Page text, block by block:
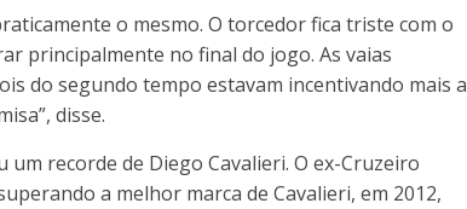
o mesmo. O torcedor fica triste com o
principalmente no final do jogo. As vaias
do segundo tempo estavam incentivando mais a
disse.
recorde de Diego Cavalieri. O ex-Cruzeiro
a melhor marca de Cavalieri, em 2012,